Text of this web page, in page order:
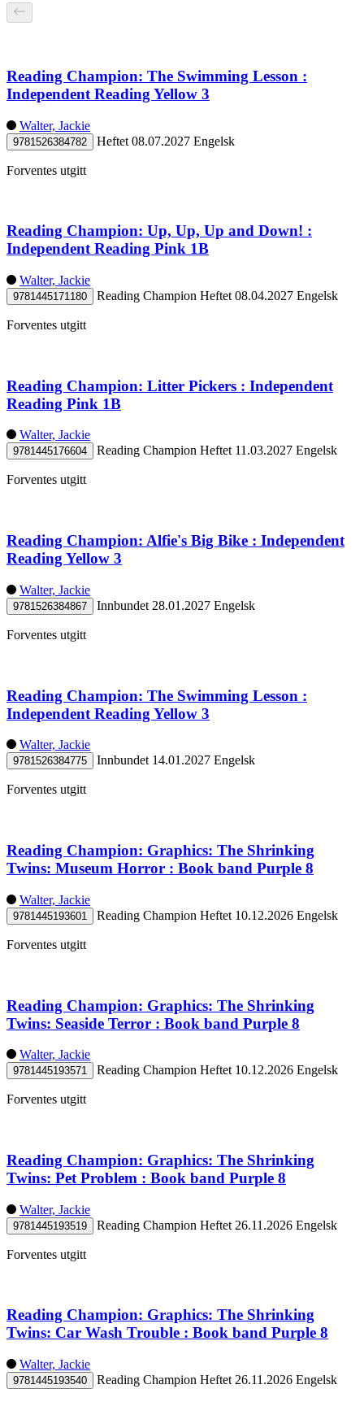
Reading Champion: The Swimming Lesson :
Independent Reading Yellow 3
Walter, Jackie
9781526384782 Heftet 08.07.2027 Engelsk
Forventes utgitt
Reading Champion: Up, Up, Up and Down! :
Independent Reading Pink 1B
Walter, Jackie
9781445171180 Reading Champion Heftet 08.04.2027 Engelsk
Forventes utgitt
Reading Champion: Litter Pickers : Independent
Reading Pink 1B
Walter, Jackie
9781445176604 Reading Champion Heftet 11.03.2027 Engelsk
Forventes utgitt
Reading Champion: Alfie's Big Bike : Independent
Reading Yellow 3
Walter, Jackie
9781526384867 Innbundet 28.01.2027 Engelsk
Forventes utgitt
Reading Champion: The Swimming Lesson :
Independent Reading Yellow 3
Walter, Jackie
9781526384775 Innbundet 14.01.2027 Engelsk
Forventes utgitt
Reading Champion: Graphics: The Shrinking
Twins: Museum Horror : Book band Purple 8
Walter, Jackie
9781445193601 Reading Champion Heftet 10.12.2026 Engelsk
Forventes utgitt
Reading Champion: Graphics: The Shrinking
Twins: Seaside Terror : Book band Purple 8
Walter, Jackie
9781445193571 Reading Champion Heftet 10.12.2026 Engelsk
Forventes utgitt
Reading Champion: Graphics: The Shrinking
Twins: Pet Problem : Book band Purple 8
Walter, Jackie
9781445193519 Reading Champion Heftet 26.11.2026 Engelsk
Forventes utgitt
Reading Champion: Graphics: The Shrinking
Twins: Car Wash Trouble : Book band Purple 8
Walter, Jackie
9781445193540 Reading Champion Heftet 26.11.2026 Engelsk